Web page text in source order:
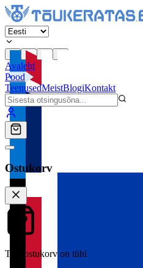
Avaleht
Pood
TeenusedMeistBlogiKontakt
Ostukorv
Teie ostukorv on tühi